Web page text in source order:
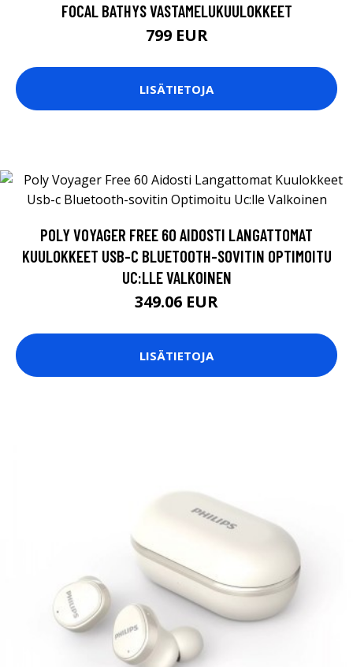
FOCAL BATHYS VASTAMELUKUULOKKEET
799 EUR
LISÄTIETOJA
POLY VOYAGER FREE 60 AIDOSTI LANGATTOMAT
KUULOKKEET USB-C BLUETOOTH-SOVITIN OPTIMOITU
UC:LLE VALKOINEN
349.06 EUR
LISÄTIETOJA